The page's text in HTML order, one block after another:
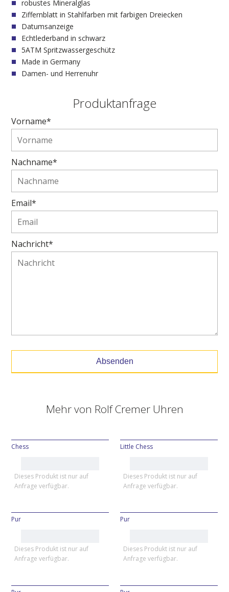
robustes Mineralglas
Ziffernblatt in Stahlfarben mit farbigen Dreiecken
Datumsanzeige
Echtlederband in schwarz
5ATM Spritzwassergeschütz
Made in Germany
Damen- und Herrenuhr
Produktanfrage
Vorname*
Nachname*
Email*
Nachricht*
Absenden
Mehr von Rolf Cremer Uhren
Chess
Dieses Produkt ist nur auf
Anfrage verfügbar.
Little Chess
Dieses Produkt ist nur auf
Anfrage verfügbar.
Pur
Dieses Produkt ist nur auf
Anfrage verfügbar.
Pur
Dieses Produkt ist nur auf
Anfrage verfügbar.